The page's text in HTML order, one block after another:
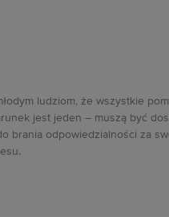
ludziom, że wszystkie
jest jeden – muszą być
brania odpowiedzialności za